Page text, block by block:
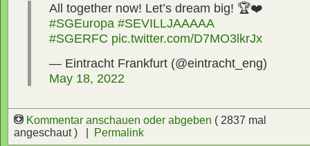
All together now! Let’s dream big! 🏆❤️
#SGEuropa #SEVILLJAAAAA
#SGERFC pic.twitter.com/D7MO3lkrJx
— Eintracht Frankfurt (@eintracht_eng)
May 18, 2022
Kommentar anschauen oder abgeben ( 2837 mal
angeschaut ) |
Permalink